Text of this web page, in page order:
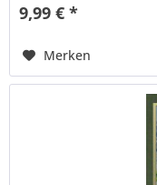
9,99 € *
Merken